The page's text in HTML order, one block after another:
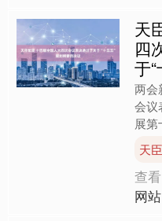
天
四
于
两会
会议
展
天
查看
网站